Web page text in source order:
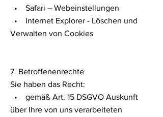
• Safari – Webeinstellungen
• Internet Explorer - Löschen und
Verwalten von Cookies
7. Betroffenenrechte
Sie haben das Recht:
• gemäß Art. 15 DSGVO Auskunft
über Ihre von uns verarbeiteten